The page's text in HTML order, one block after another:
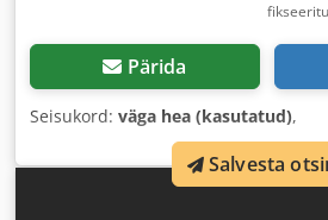
Pärida
Seisukord: väga hea (kasutatud),
Salvesta